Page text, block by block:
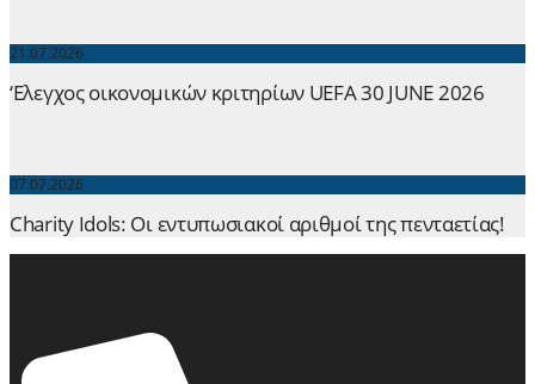
21.07.2026
‘Ελεγχος οικονομικών κριτηρίων UEFA 30 JUNE 2026
07.07.2026
Charity Idols: Οι εντυπωσιακοί αριθμοί της πενταετίας!